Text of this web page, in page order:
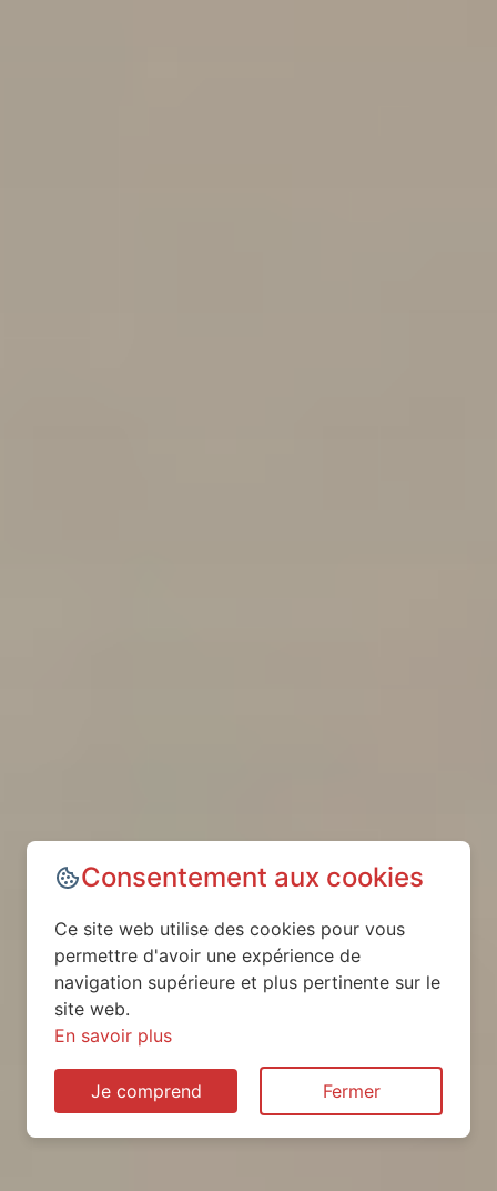
Consentement aux cookies
Ce site web utilise des cookies pour vous
permettre d'avoir une expérience de
navigation supérieure et plus pertinente sur le
site web.
En savoir plus
Je comprend Fermer